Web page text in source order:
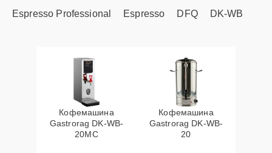
Espresso Professional
Espresso DFQ DK-WB
Кофемашина
Gastrorag DK-WB-
20MC
Кофемашина
Gastrorag DK-WB-
20